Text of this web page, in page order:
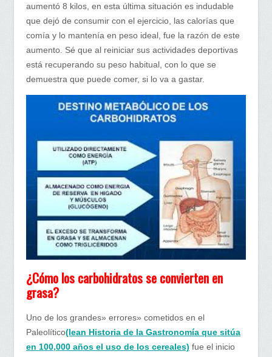
aumentó 8 kilos, en esta última situación es indudable
que dejó de consumir con el ejercicio, las calorías que
comía y lo mantenía en peso ideal, fue la razón de este
aumento. Sé que al reiniciar sus actividades deportivas
está recuperando su peso habitual, con lo que se
demuestra que puede comer, si lo va a gastar.
¿Cómo los carbohidratos se convierten en
grasa?
Uno de los grandes» errores» cometidos en el
Paleolítico(lean Historia de la Gastronomía que sitúa
en 100,000 años el uso de los cereales) fue el inicio